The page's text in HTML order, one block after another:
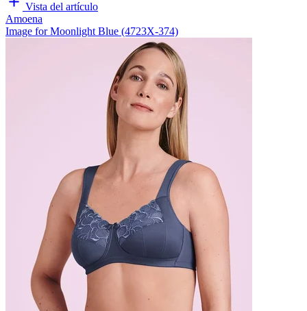
Vista del artículo
Amoena
Image for Moonlight Blue (4723X-374)